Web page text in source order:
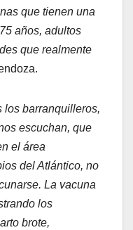
que tienen una
años, adultos
que realmente
los barranquilleros,
escuchan, que
el área
del Atlántico, no
La vacuna
los
brote,